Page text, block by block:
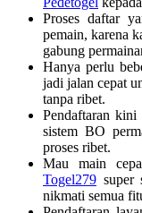
Proses daftar
pemain, karena
gabung
Hanya perlu
jadi jalan cepat
tanpa ribet.
Pendaftaran kini
sistem BO
proses ribet.
Mau main
Togel279 super
nikmati semua